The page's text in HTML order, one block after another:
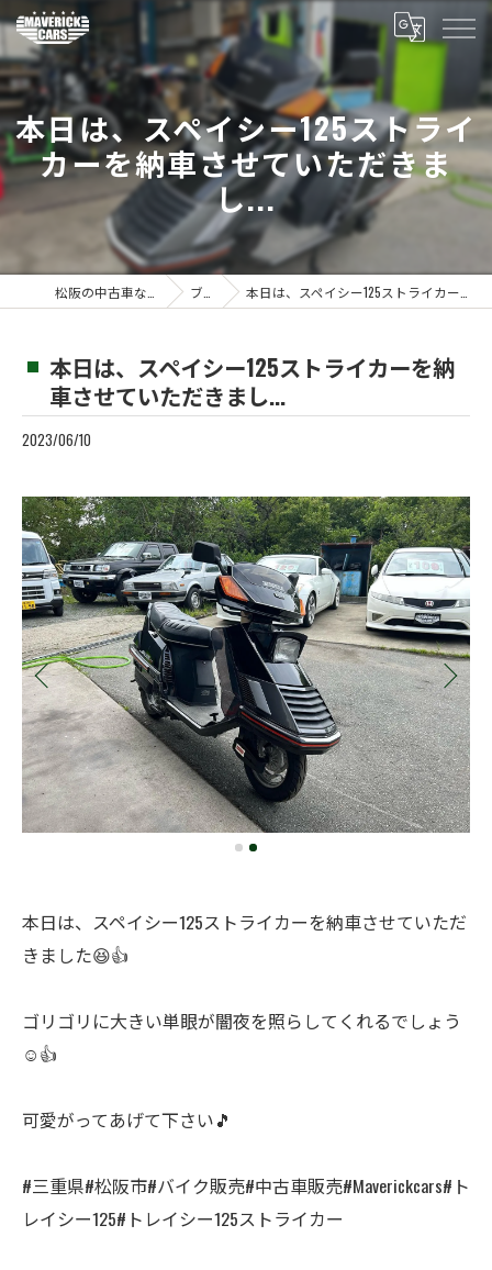
本日は、スペイシー125ストライ
カーを納車させていただきま
し...
ブログ 本日は、スペイシー125ストライカーを納車させていただきまし...
本日は、スペイシー125ストライカーを納
車させていただきまし...
2023/06/10
本日は、スペイシー125ストライカーを納車させていただ
きました😆👍
ゴリゴリに大きい単眼が闇夜を照らしてくれるでしょう
☺️👍
可愛がってあげて下さい🎵
#三重県#松阪市#バイク販売#中古車販売#Maverickcars#ト
レイシー125#トレイシー125ストライカー